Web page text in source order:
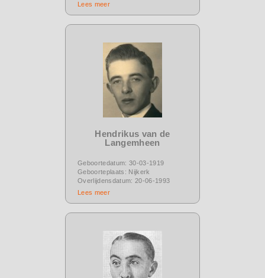
Lees meer
Hendrikus van de
Langemheen
Geboortedatum: 30-03-1919
Geboorteplaats: Nijkerk
Overlijdensdatum: 20-06-1993
Lees meer